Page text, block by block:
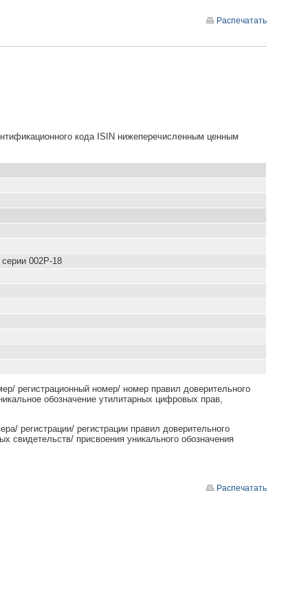
Распечатать
кода ISIN нижеперечисленным ценным
002P-18
регистрационный номер/ номер правил доверительного
обозначение утилитарных цифровых прав,
регистрации/ регистрации правил доверительного
свидетельств/ присвоения уникального обозначения
Распечатать